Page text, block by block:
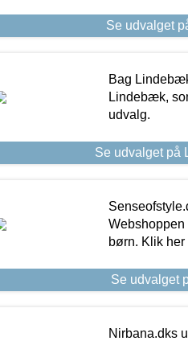
Se udvalget
Bag
Lindebæk,
udvalg.
Se udvalget på
Webshoppen
børn. Klik
Se udvalget
Nirbana.dks